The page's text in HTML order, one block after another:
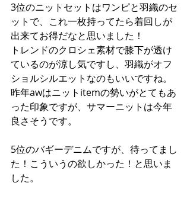
3位のニットセットはワンピと羽織のセ
ットで、これ一枚持ってたら着回しが
出来てお得だなと思いました！
トレンドのクロシェ素材で膝下が透け
ているのが涼し気ですし、羽織がオフ
ショルシルエットなのもいいですね。
昨年awはニットitemの勢いがとてもあ
った印象ですが、サマーニットは今年
良さそうです。
5位のバギーデニムですが、待ってまし
た！こういうの欲しかった！と思いま
した。